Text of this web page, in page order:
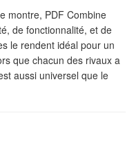
montre, PDF Combine
de fonctionnalité, et de
le rendent idéal pour un
que chacun des rivaux a
aussi universel que le